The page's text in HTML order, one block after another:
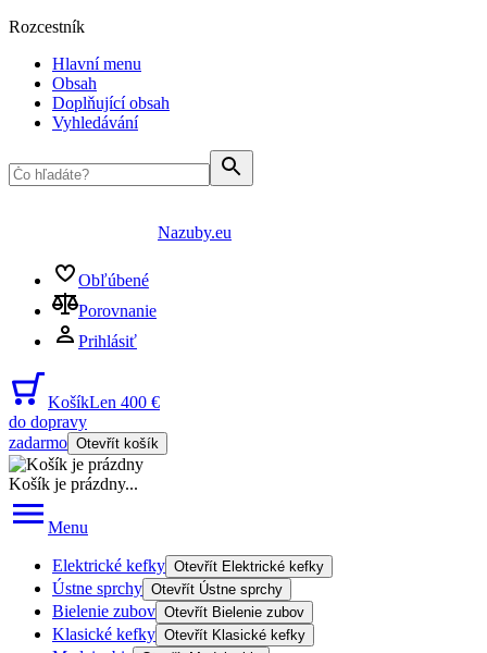
Rozcestník
Hlavní menu
Obsah
Doplňující obsah
Vyhledávání
Nazuby.eu
Obľúbené
Porovnanie
Prihlásiť
KošíkLen 400 €
do dopravy
zadarmo Otevřít košík
Košík je prázdny...
Menu
Elektrické kefky Otevřít Elektrické kefky
Ústne sprchy Otevřít Ústne sprchy
Bielenie zubov Otevřít Bielenie zubov
Klasické kefky Otevřít Klasické kefky